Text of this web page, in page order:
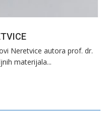
Neretvice autora prof. dr.
materijala...